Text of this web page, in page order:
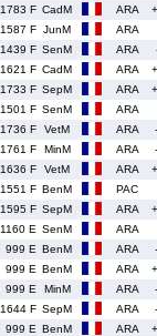
1783 F CadM ARA
1587 F JunM
ARA
1439 F SenM ARA
1621 F CadM ARA
1733 F SepM ARA
1501 F SenM
ARA
1736 F VetM ARA
1761 F MinM ARA
1636 F VetM ARA
1551 F BenM
PAC
1595 F SepM ARA
1160 E SenM
ARA
999 E BenM ARA
999 E BenM ARA
999 E MinM ARA
1644 F SepM ARA
999 E BenM ARA